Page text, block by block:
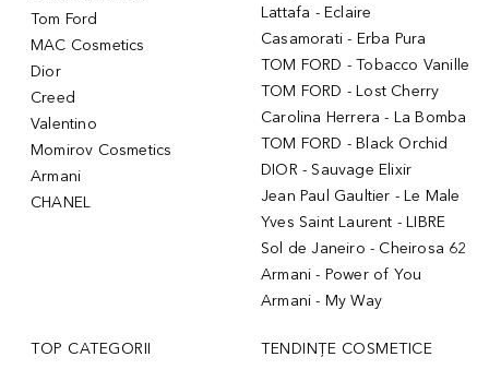
Tom Ford
MAC Cosmetics
Dior
Creed
Valentino
Momirov Cosmetics
Armani
CHANEL
Lattafa - Eclaire
Casamorati - Erba Pura
TOM FORD - Tobacco Vanille
TOM FORD - Lost Cherry
Carolina Herrera - La Bomba
TOM FORD - Black Orchid
DIOR - Sauvage Elixir
Jean Paul Gaultier - Le Male
Yves Saint Laurent - LIBRE
Sol de Janeiro - Cheirosa 62
Armani - Power of You
Armani - My Way
TOP CATEGORII TENDINȚE COSMETICE